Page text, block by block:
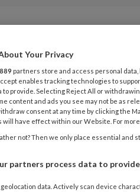
in de
je vrouw
Your Privacy
889 partners store and access personal
enables tracking technologies to
to provide. Selecting Reject All or
content and ads you see may not be as
consent at any time by clicking the
will have effect within our Website. For
not? Then we only place essential and
partners process data to
data. Actively scan device